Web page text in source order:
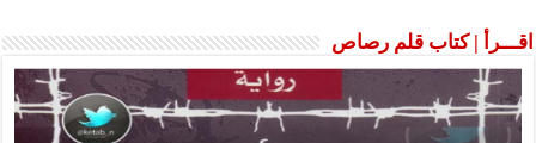
اقـــرأ | كتاب قلم رصاص